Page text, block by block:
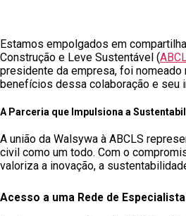
Estamos empolgados em
Construção e Leve Sustentável (
presidente da empresa, foi
benefícios dessa colaboração e seu
A Parceria que Impulsiona a
A união da Walsywa à ABCLS
civil como um todo. Com o
valoriza a inovação, a
Acesso a uma Rede de